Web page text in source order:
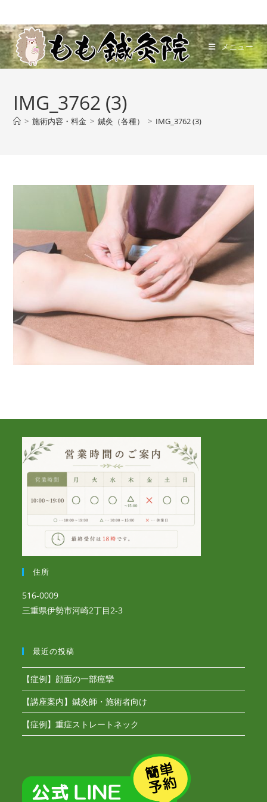
ン
テ
ン
ツ
メニュー
IMG_3762 (3)
> 施術内容・料金 > 鍼灸（各種） > IMG_3762 (3)
住所
516-0009
三重県伊勢市河崎2丁目2-3
最近の投稿
【症例】顔面の一部痙攣
【講座案内】鍼灸師・施術者向け
【症例】重症ストレートネック